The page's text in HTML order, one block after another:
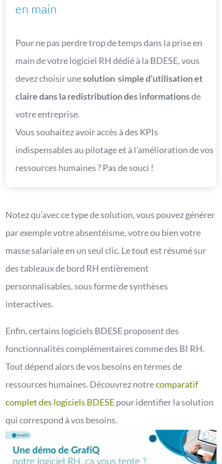
en main
Pour ne pas perdre trop de temps dans la prise en
main de votre logiciel RH dédié à la BDESE, vous
devez choisir unesolution simple d’utilisation et
claire dans la redistribution des informationsde
votre entreprise.
Vous souhaitez avoir accès à des KPIs
indispensables au pilotage et à l’amélioration de vos
ressources humaines ? Pas de souci !
Notez qu’avec ce type de solution, vous pouvez générer
par exemple votre absentéisme, votre ou bien votre
masse salariale en un seul clic. Le tout est résumé sur
des tableaux de bord RH entièrement
personnalisables, sous forme de synthèses
interactives.
Enfin, certains logiciels BDESE proposent des
fonctionnalités complémentaires comme des BI RH.
Tout dépend alors de vos besoins en termes de
ressources humaines. Découvrez notrecomparatif
complet des logiciels BDESEpour identifier la solution
qui correspond à vos besoins.